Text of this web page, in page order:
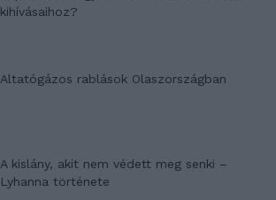
kihívásaihoz?
Altatógázos rablások Olaszországban
A kislány, akit nem védett meg senki –
Lyhanna története